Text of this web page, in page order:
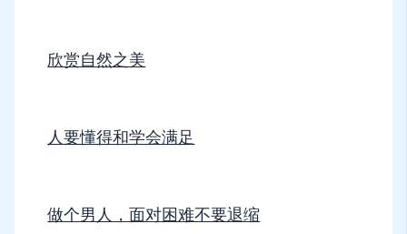
欣赏自然之美
人要懂得和学会满足
做个男人，面对困难不要退缩